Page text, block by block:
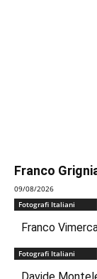
Franco
09/08/2026
Fotografi Italiani
Franco
Fotografi Italiani
Davide